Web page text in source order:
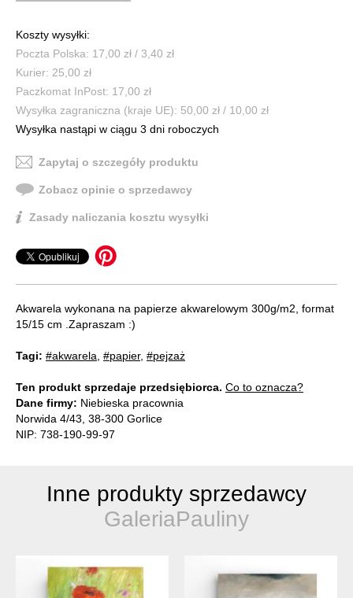
Koszty wysyłki:
Poczta Polska: 17,00 zł / 3,40 zł
Kurier: 25,00 zł
Paczkomat InPost: 17,00 zł
Wysyłka zagraniczna (kraje UE): 50,00 zł / 10,00 zł
Wysyłka nastąpi w ciągu 3 dni roboczych
Zapytaj o szczegóły produktu
Zobacz opinie o sprzedawcy
Zasady naliczania kosztu wysyłki
Akwarela wykonana na papierze akwarelowym 300g/m2, format
15/15 cm .Zapraszam :)
Tagi: #akwarela, #papier, #pejzaż
Ten produkt sprzedaje przedsiębiorca. Co to oznacza?
Dane firmy: Niebieska pracownia
Norwida 4/43, 38-300 Gorlice
NIP: 738-190-99-97
Inne produkty sprzedawcy
GaleriaPauliny